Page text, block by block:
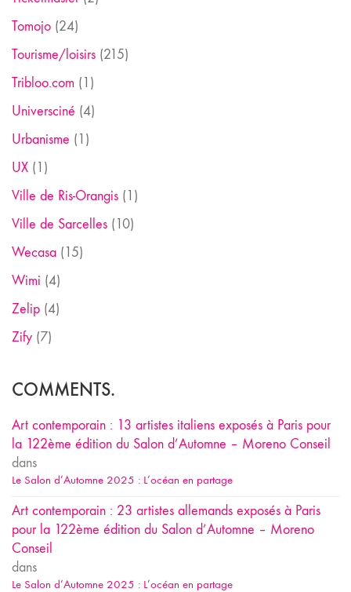
Tomojo (24)
Tourisme/loisirs (215)
Tribloo.com (1)
Universciné (4)
Urbanisme (1)
UX (1)
Ville de Ris-Orangis (1)
Ville de Sarcelles (10)
Wecasa (15)
Wimi (4)
Zelip (4)
Zify (7)
COMMENTS.
Art contemporain : 13 artistes italiens exposés à Paris pour
la 122ème édition du Salon d’Automne – Moreno Conseil
dans
Le Salon d’Automne 2025 : L’océan en partage
Art contemporain : 23 artistes allemands exposés à Paris
pour la 122ème édition du Salon d’Automne – Moreno
Conseil
dans
Le Salon d’Automne 2025 : L’océan en partage